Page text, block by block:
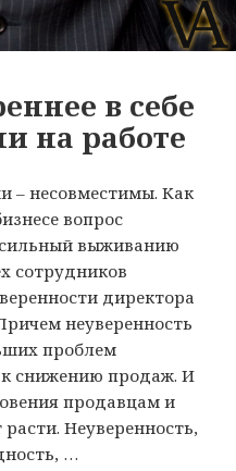
в себе
на работе
– несовместимы. Как
вопрос
выживанию
сотрудников
директора
неуверенность
проблем
снижению продаж. И
продавцам и
Неуверенность,
…